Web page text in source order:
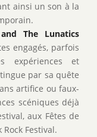
ainsi un son à la
The Lunatics
engagés, parfois
expériences et
par sa quête
artifice ou faux-
scéniques déjà
aux Fêtes de
Festival.